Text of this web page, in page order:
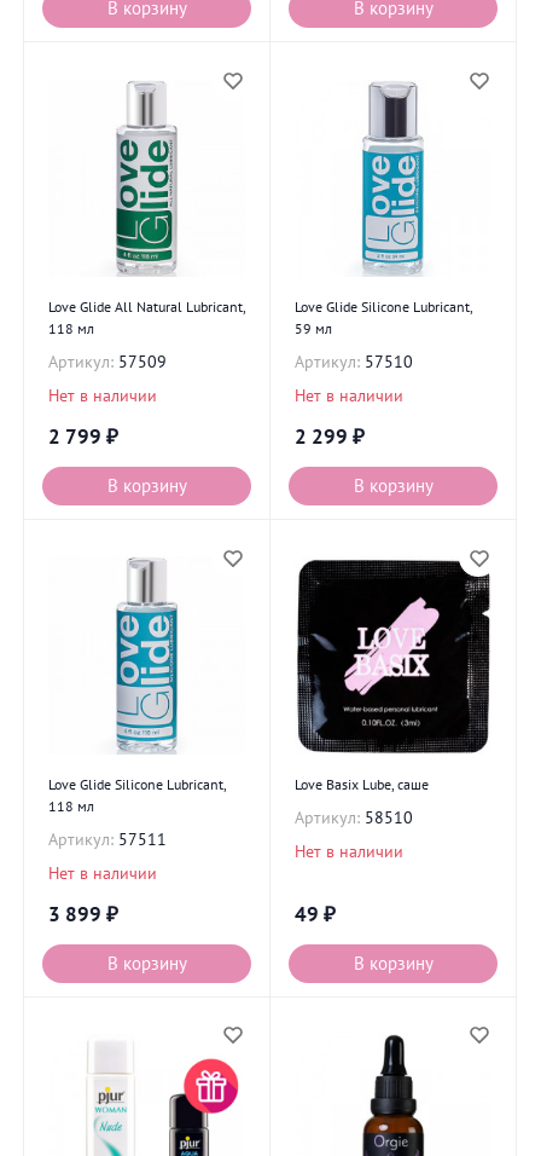
В корзину В корзину
Love Glide All Natural Lubricant,
118 мл
Артикул: 57509
Нет в наличии
2 799 ₽
В корзину
Love Glide Silicone Lubricant,
59 мл
Артикул: 57510
Нет в наличии
2 299 ₽
В корзину
Love Glide Silicone Lubricant,
118 мл
Артикул: 57511
Нет в наличии
3 899 ₽
В корзину
Love Basix Lube, саше
Артикул: 58510
Нет в наличии
49 ₽
В корзину